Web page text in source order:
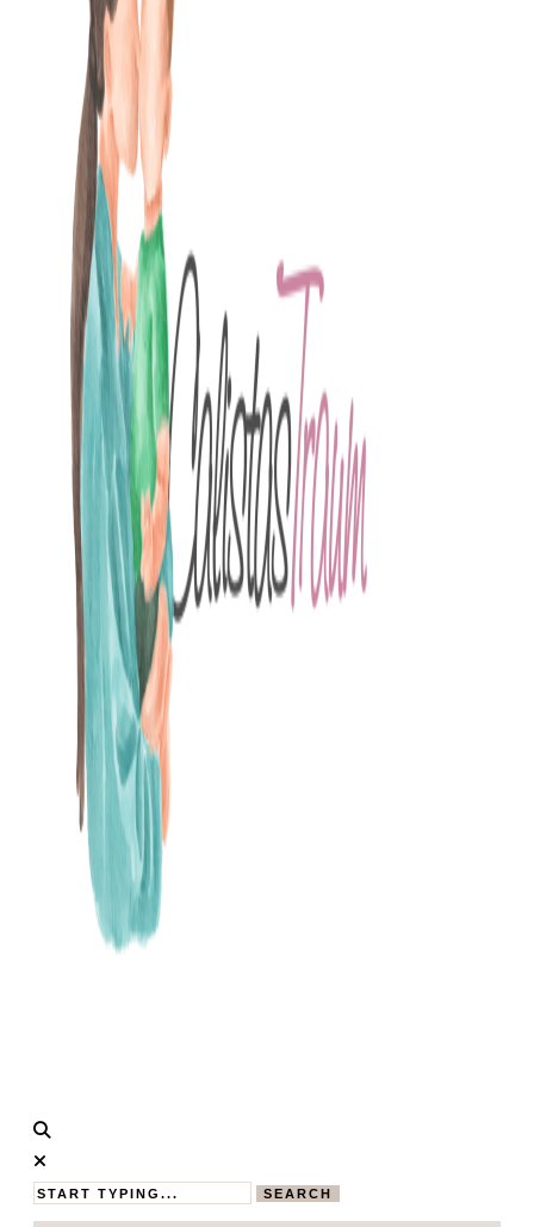
Calistas
Traum
MAMABLOG
SEARCH